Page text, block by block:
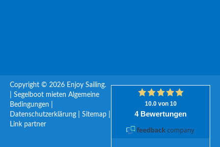
Copyright © 2026 Enjoy Sailing.
Segelboot mieten Algemeine
Bedingungen
Datenschutzerklärung
Sitemap
Link partner